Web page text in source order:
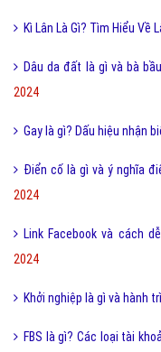
Kì Lân Là Gì? Tìm Hiểu Về
Dâu da đất là gì và bà
2024
Gay là gì? Dấu hiệu nhận
Điển cố là gì và ý nghĩa
2024
Link Facebook và cách
2024
Khởi nghiệp là gì và hành
FBS là gì? Các loại tài